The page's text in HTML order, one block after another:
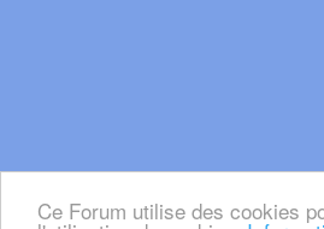
Ce Forum utilise des cookies